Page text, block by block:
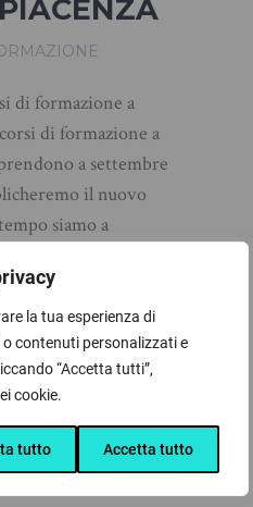
la tua esperienza di
contenuti personalizzati e
“Accetta tutti”,
cookie.
tutto Accetta tutto
di formazione a
di formazione a
a settembre
il nuovo
siamo a
sicurezza